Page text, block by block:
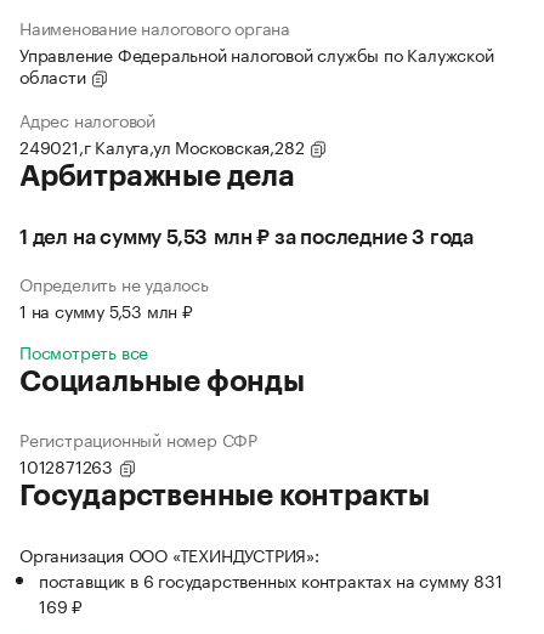
Наименование налогового органа
Управление Федеральной налоговой службы по Калужской
области
Адрес налоговой
249021,г Калуга,ул Московская,282
Арбитражные дела
1 дел на сумму 5,53 млн ₽ за последние 3 года
Определить не удалось
1 на сумму 5,53 млн ₽
Посмотреть все
Социальные фонды
Регистрационный номер СФР
1012871263
Государственные контракты
Организация ООО «ТЕХИНДУСТРИЯ»:
поставщик в 6 государственных контрактах на сумму 831
169 ₽